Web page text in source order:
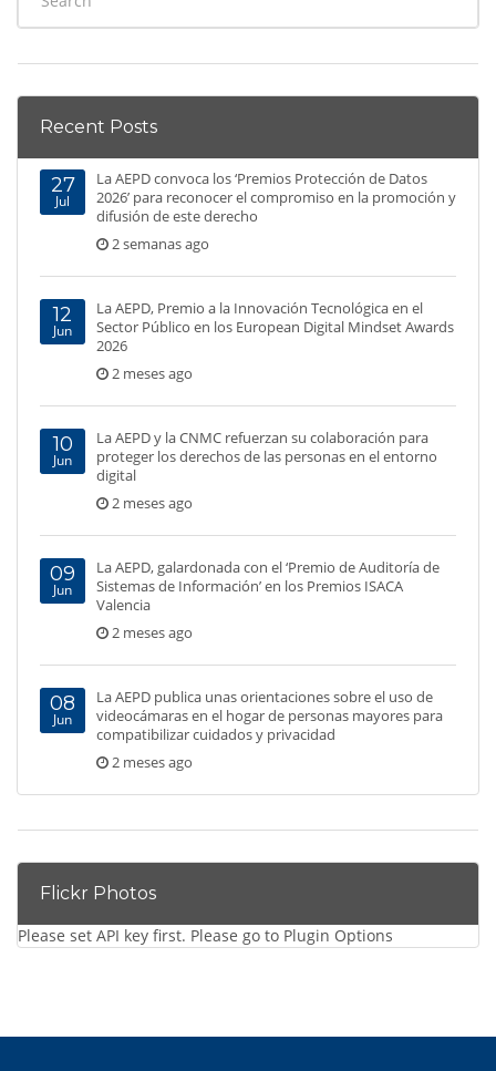
Recent Posts
27
Jul
La AEPD convoca los ‘Premios Protección de Datos
2026’ para reconocer el compromiso en la promoción y
difusión de este derecho
2 semanas ago
12
Jun
La AEPD, Premio a la Innovación Tecnológica en el
Sector Público en los European Digital Mindset Awards
2026
2 meses ago
10
Jun
La AEPD y la CNMC refuerzan su colaboración para
proteger los derechos de las personas en el entorno
digital
2 meses ago
09
Jun
La AEPD, galardonada con el ‘Premio de Auditoría de
Sistemas de Información’ en los Premios ISACA
Valencia
2 meses ago
08
Jun
La AEPD publica unas orientaciones sobre el uso de
videocámaras en el hogar de personas mayores para
compatibilizar cuidados y privacidad
2 meses ago
Flickr Photos
Please set API key first. Please go to Plugin Options